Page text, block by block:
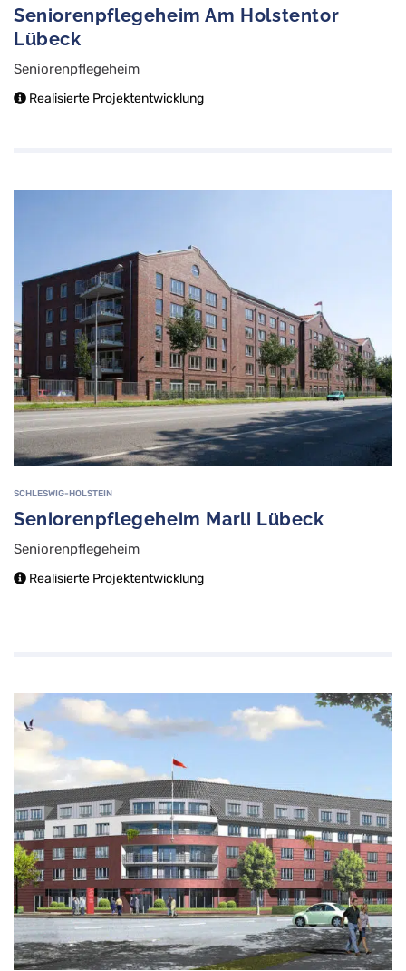
Seniorenpflegeheim Am Holstentor
Lübeck
Seniorenpflegeheim
Realisierte Projektentwicklung
SCHLESWIG-HOLSTEIN
Seniorenpflegeheim Marli Lübeck
Seniorenpflegeheim
Realisierte Projektentwicklung